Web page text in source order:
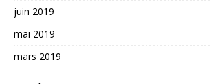
juin 2019
mai 2019
mars 2019